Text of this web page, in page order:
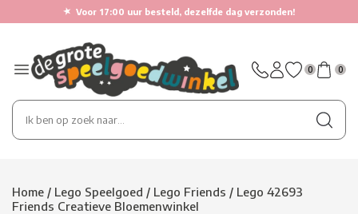
★ Voor 17:00 uur besteld, dezelfde dag verzonden!
0 0
Home / Lego Speelgoed / Lego Friends / Lego 42693
Friends Creatieve Bloemenwinkel